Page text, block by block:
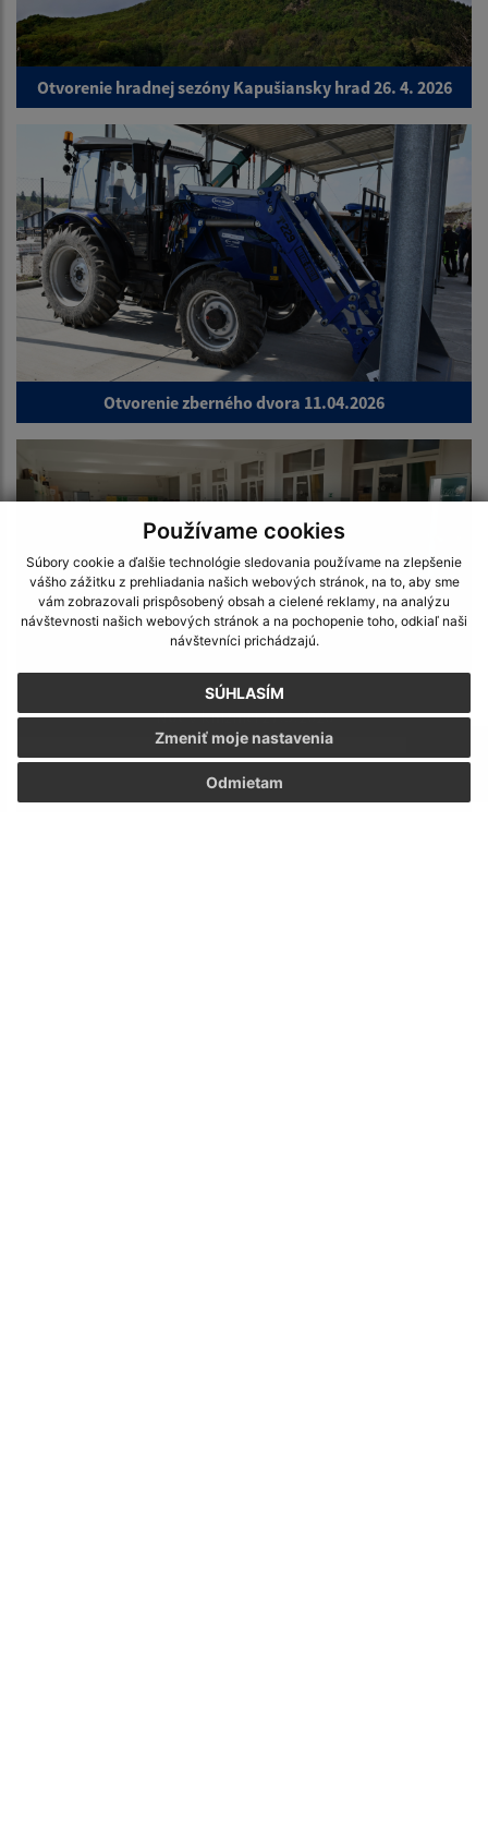
Používame cookies
Súbory cookie a ďalšie technológie sledovania používame na zlepšenie
vášho zážitku z prehliadania našich webových stránok, na to, aby sme
vám zobrazovali prispôsobený obsah a cielené reklamy, na analýzu
návštevnosti našich webových stránok a na pochopenie toho, odkiaľ naši
návštevníci prichádzajú.
SÚHLASÍM
Odmietam
Zmeniť moje nastavenia
Otvorenie hradnej sezóny Kapušiansky hrad 26. 4. 2026
Otvorenie zberného dvora 11.04.2026
Noc v knižnici 27.3.2026